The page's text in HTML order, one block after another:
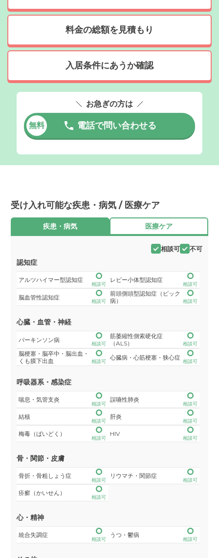
料金の総額を見積もり
入居条件にあうか確認
お急ぎの方は
無料 電話で問い合わせる
受け入れ可能な疾患・病気 / 医療ケア
疾患・病気 医療ケア
相談可 不可
認知症
アルツハイマー型認知症
相談可
レビー小体型認知症
相談可
脳血管性認知症
相談可
前頭側頭型認知症（ピック
病）
相談可
心臓・血管・神経
パーキンソン病
相談可
筋萎縮性側索硬化症
（ALS）
相談可
脳梗塞・脳卒中・脳出血・
くも膜下出血
相談可
心臓病・心筋梗塞・狭心症
相談可
呼吸器系・感染症
喘息・気管支炎
相談可
誤嚥性肺炎
相談可
結核
相談可
肝炎
相談可
梅毒（ばいどく）
相談可
HIV
相談可
骨・関節・皮膚
骨折・骨粗しょう症
相談可
リウマチ・関節症
相談可
疥癬（かいせん）
相談可
心・精神
統合失調症
相談可
うつ・鬱病
相談可